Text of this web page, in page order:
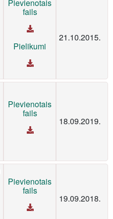
Pievienotais
fails
Pielikumi
21.10.2015.
Pievienotais
fails
18.09.2019.
Pievienotais
fails
19.09.2018.